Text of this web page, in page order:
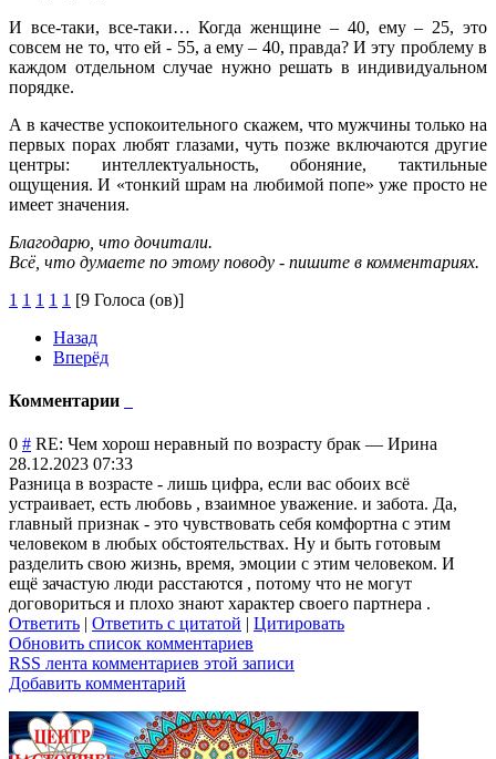
И все-таки, все-таки… Когда женщине – 40, ему – 25, это
совсем не то, что ей - 55, а ему – 40, правда? И эту проблему в
каждом отдельном случае нужно решать в индивидуальном
порядке.
А в качестве успокоительного скажем, что мужчины только на
первых порах любят глазами, чуть позже включаются другие
центры: интеллектуальность, обоняние, тактильные
ощущения. И «тонкий шрам на любимой попе» уже просто не
имеет значения.
Благодарю, что дочитали.
Всё, что думаете по этому поводу - пишите в комментариях.
1 1 1 1 1 [9 Голоса (ов)]
Назад
Вперёд
Комментарии
0 # RE: Чем хорош неравный по возрасту брак — Ирина
28.12.2023 07:33
Разница в возрасте - лишь цифра, если вас обоих всё
устраивает, есть любовь , взаимное уважение. и забота. Да,
главный признак - это чувствовать себя комфортна с этим
человеком в любых обстоятельствах. Ну и быть готовым
разделить свою жизнь, время, эмоции с этим человеком. И
ещё зачастую люди расстаются , потому что не могут
договориться и плохо знают характер своего партнера .
Ответить | Ответить с цитатой | Цитировать
Обновить список комментариев
RSS лента комментариев этой записи
Добавить комментарий